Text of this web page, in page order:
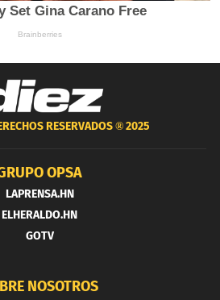
RESERVADOS ®2025
OPSA
LAPRENSA.HN
ELHERALDO.HN
GOTV
NOSOTROS